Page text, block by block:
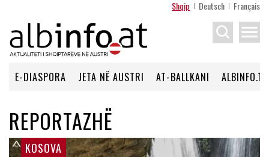
Shqip Deutsch Français
menu
E-DIASPORA JETA NË AUSTRI AT-BALLKANI ALBINFO.TV
REPORTAZHË
KOSOVA